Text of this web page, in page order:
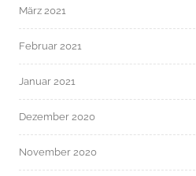
März 2021
Februar 2021
Januar 2021
Dezember 2020
November 2020